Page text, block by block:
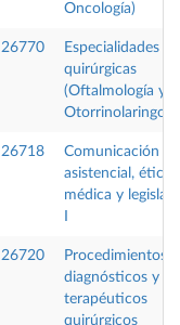
Oncología)
26770
Especialidades
quirúrgicas
(Oftalmología y
26718
Comunicación
asistencial, ética
médica y
26720
Procedimientos
diagnósticos y
terapéuticos
quirúrgicos